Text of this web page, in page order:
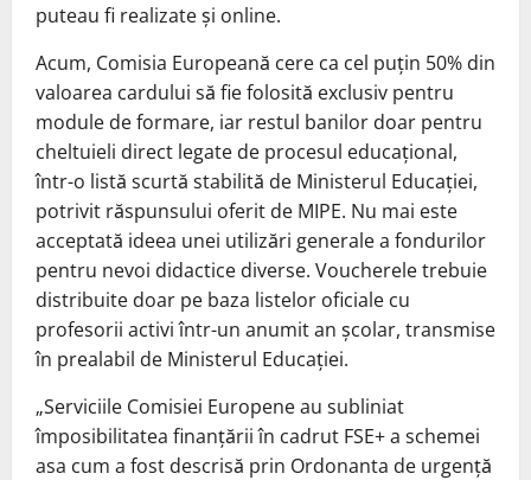
puteau fi realizate și online.
Acum, Comisia Europeană cere ca cel puțin 50% din
valoarea cardului să fie folosită exclusiv pentru
module de formare, iar restul banilor doar pentru
cheltuieli direct legate de procesul educațional,
într-o listă scurtă stabilită de Ministerul Educației,
potrivit răspunsului oferit de MIPE. Nu mai este
acceptată ideea unei utilizări generale a fondurilor
pentru nevoi didactice diverse. Voucherele trebuie
distribuite doar pe baza listelor oficiale cu
profesorii activi într-un anumit an școlar, transmise
în prealabil de Ministerul Educației.
„Serviciile Comisiei Europene au subliniat
împosibilitatea finanțării în cadrut FSE+ a schemei
asa cum a fost descrisă prin Ordonanta de urgență